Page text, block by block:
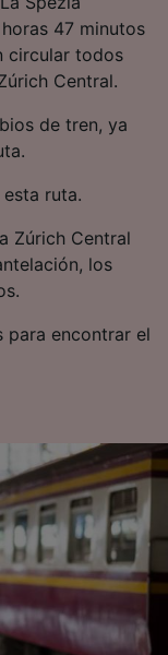
47 minutos
circular todos
Central.
de tren, ya
ruta.
Zúrich Central
los
para encontrar el
su
en un
y
de